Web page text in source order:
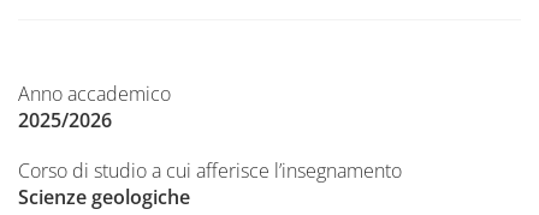
Anno accademico
2025/2026
Corso di studio a cui afferisce l’insegnamento
Scienze geologiche